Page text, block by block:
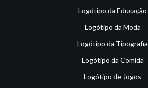
Logótipo da Educação
Logótipo da Moda
Logótipo da Tipografia
Logótipo da Comida
Logótipo de Jogos